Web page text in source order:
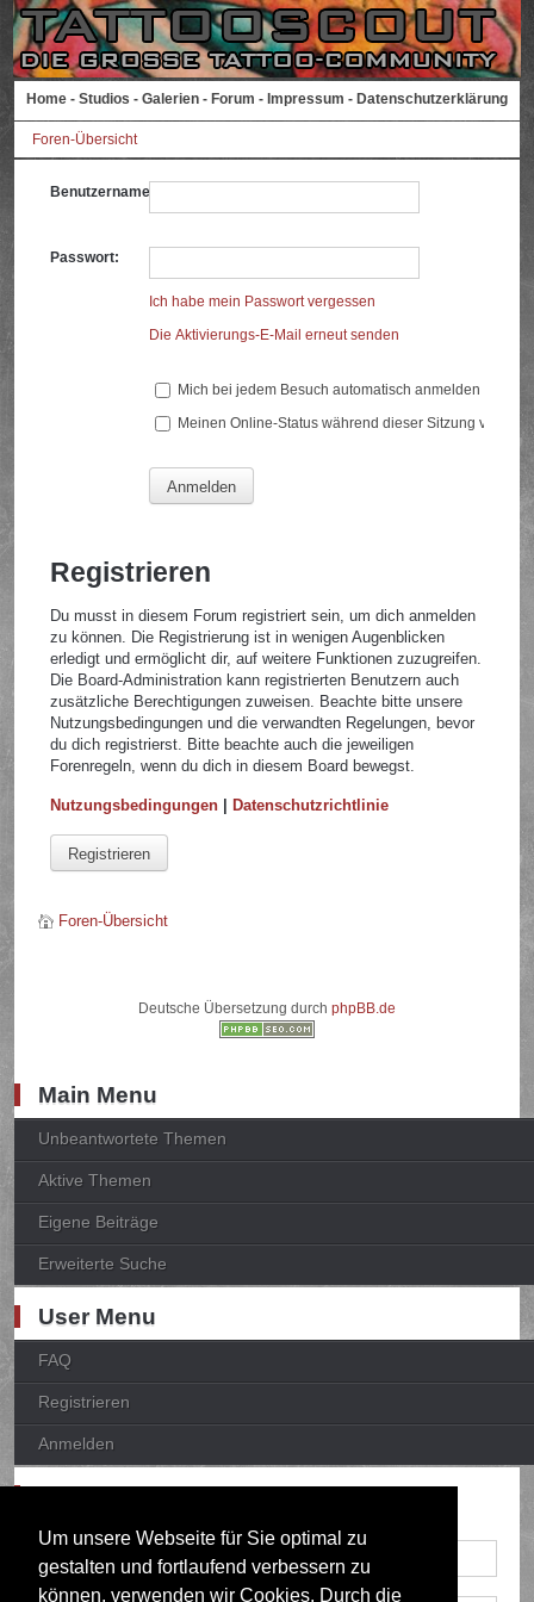
Um unsere Webseite für Sie optimal zu
gestalten und fortlaufend verbessern zu
können, verwenden wir Cookies. Durch die
Home - Studios - Galerien - Forum - Impressum - Datenschutzerklärung
Foren-Übersicht
Benutzername:
Passwort:
Ich habe mein Passwort vergessen
Die Aktivierungs-E-Mail erneut senden
Mich bei jedem Besuch automatisch anmelden
Meinen Online-Status während dieser Sitzung
Registrieren
Du musst in diesem Forum registriert sein, um dich anmelden
zu können. Die Registrierung ist in wenigen Augenblicken
erledigt und ermöglicht dir, auf weitere Funktionen zuzugreifen.
Die Board-Administration kann registrierten Benutzern auch
zusätzliche Berechtigungen zuweisen. Beachte bitte unsere
Nutzungsbedingungen und die verwandten Regelungen, bevor
du dich registrierst. Bitte beachte auch die jeweiligen
Forenregeln, wenn du dich in diesem Board bewegst.
Nutzungsbedingungen |Datenschutzrichtlinie
Registrieren
Foren-Übersicht
Deutsche Übersetzung durch phpBB.de
Main Menu
Unbeantwortete Themen
Aktive Themen
Eigene Beiträge
Erweiterte Suche
User Menu
FAQ
Registrieren
Anmelden